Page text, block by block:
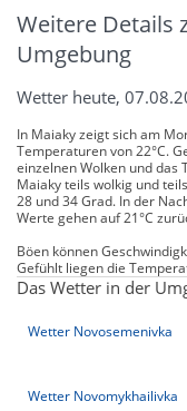
Weitere Details
Umgebung
Wetter heute,
In Maiaky zeigt sich am
Temperaturen von 22°C.
einzelnen Wolken und das
Maiaky teils wolkig und
28 und 34 Grad. In der
Werte gehen auf 21°C
Böen können
Gefühlt liegen die
Das Wetter in der
Wetter Novosemenivka
Wetter Novomykhailivka